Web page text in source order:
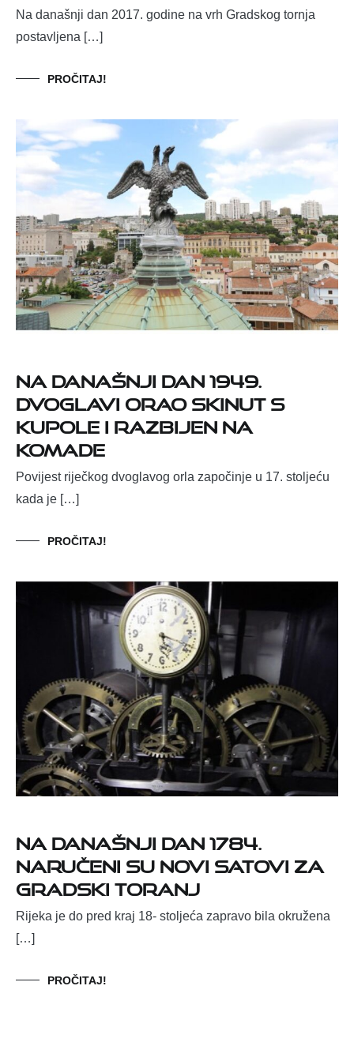
Na današnji dan 2017. godine na vrh Gradskog tornja
postavljena […]
PROČITAJ!
Na današnji dan 1949.
dvoglavi orao skinut s
kupole i razbijen na
komade
Povijest riječkog dvoglavog orla započinje u 17. stoljeću
kada je […]
PROČITAJ!
Na današnji dan 1784.
naručeni su novi satovi za
Gradski toranj
Rijeka je do pred kraj 18- stoljeća zapravo bila okružena
[…]
PROČITAJ!